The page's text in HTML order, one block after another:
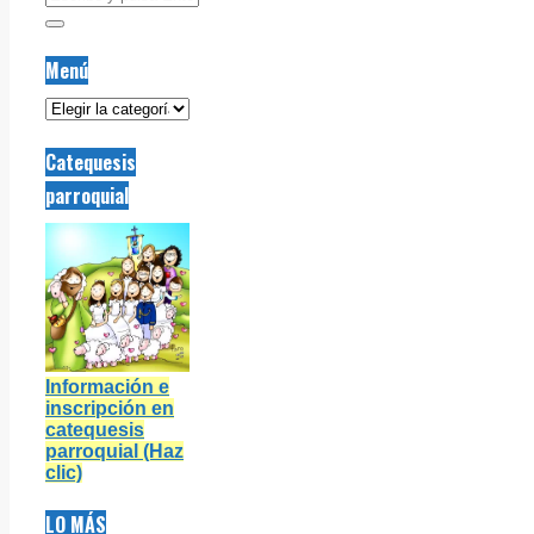
Menú
Menú
Catequesis
parroquial
Información e
inscripción en
catequesis
parroquial (Haz
clic)
LO MÁS